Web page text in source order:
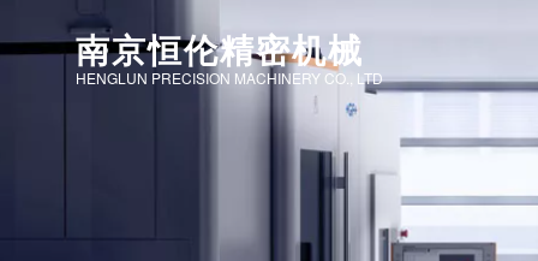
南京恒伦精密机械
HENGLUN PRECISION MACHINERY CO., LTD